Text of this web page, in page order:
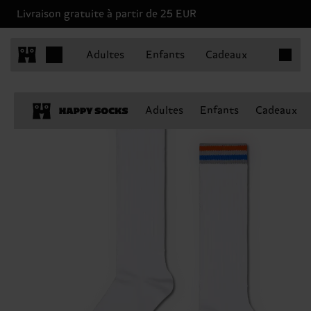
Livraison gratuite à partir de 25 EUR
Adultes Enfants Cadeaux
Adultes Enfants Cadeaux